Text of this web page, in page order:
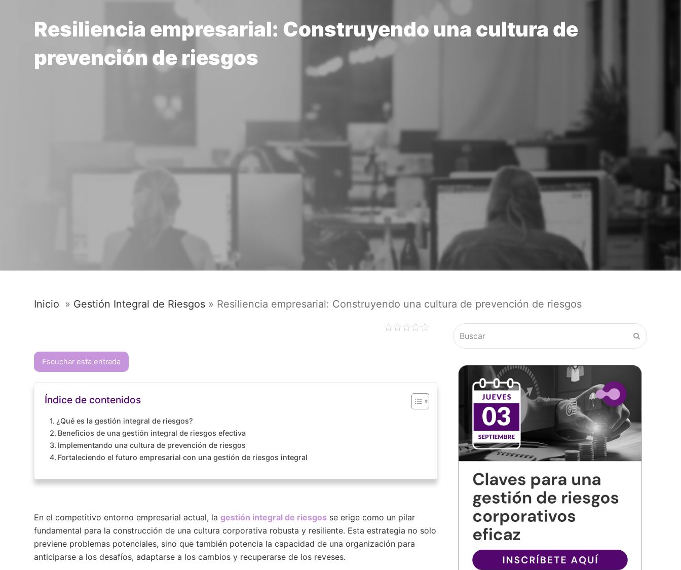
Resiliencia empresarial: Construyendo una cultura de
prevención de riesgos
Inicio » Gestión Integral de Riesgos » Resiliencia empresarial: Construyendo una cultura de prevención de riesgos
Escuchar esta entrada
Índice de contenidos
¿Qué es la gestión integral de riesgos?
Beneficios de una gestión integral de riesgos efectiva
Implementando una cultura de prevención de riesgos
Fortaleciendo el futuro empresarial con una gestión de riesgos integral
En el competitivo entorno empresarial actual, la gestión integral de riesgos se erige como un pilar
fundamental para la construcción de una cultura corporativa robusta y resiliente. Esta estrategia no solo
previene problemas potenciales, sino que también potencia la capacidad de una organización para
anticiparse a los desafíos, adaptarse a los cambios y recuperarse de los reveses.
Buscar